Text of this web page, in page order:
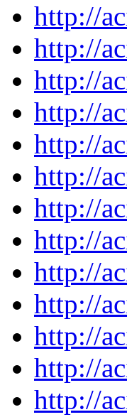
http://
http://
http://
http://
http://
http://
http://
http://
http://
http://
http://
http://
http://